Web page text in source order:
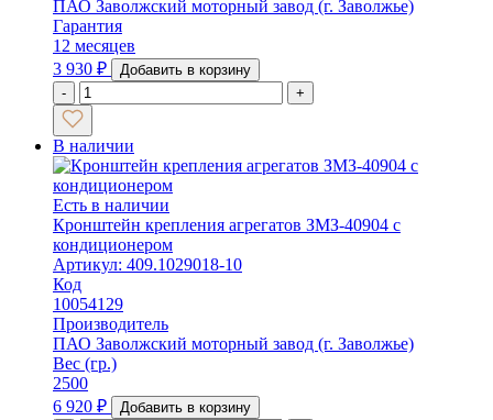
ПАО Заволжский моторный завод (г. Заволжье)
Гарантия
12 месяцев
3 930 ₽
Добавить в корзину
-
+
В наличии
Есть в наличии
Кронштейн крепления агрегатов ЗМЗ-40904 с
кондиционером
Артикул: 409.1029018-10
Код
10054129
Производитель
ПАО Заволжский моторный завод (г. Заволжье)
Вес (гр.)
2500
6 920 ₽
Добавить в корзину